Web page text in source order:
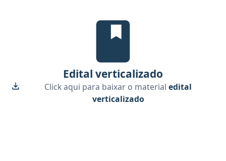
Edital Verticalizado, material
Edital verticalizado
Click aqui para baixar o materialedital
verticalizado